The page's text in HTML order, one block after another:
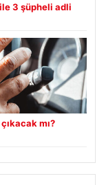
3 şüpheli adli
mı?